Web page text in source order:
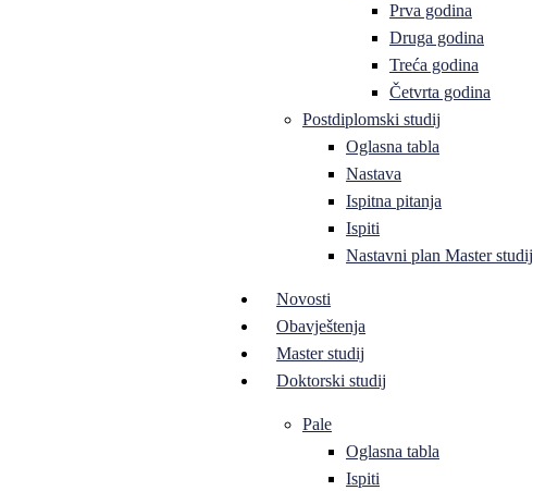
Prva godina
Druga godina
Treća godina
Četvrta godina
Postdiplomski studij
Oglasna tabla
Nastava
Ispitna pitanja
Ispiti
Nastavni plan Master studij
Novosti
Obavještenja
Master studij
Doktorski studij
Pale
Oglasna tabla
Ispiti